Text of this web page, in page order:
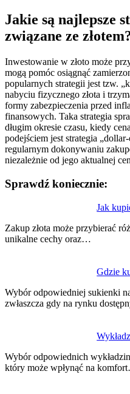
Jakie są najlepsze
związane ze
Inwestowanie w złoto może
mogą pomóc osiągnąć
popularnych strategii jest tzw.
nabyciu fizycznego złota i
formy zabezpieczenia przed
finansowych. Taka strategia
długim okresie czasu, kiedy
podejściem jest strategia
regularnym dokonywaniu
niezależnie od jego aktualnej
Sprawdź koniecznie:
Jak
Zakup złota może przybierać
unikalne cechy oraz…
Gdzie
Wybór odpowiedniej sukienki
zwłaszcza gdy na rynku
Wybór odpowiednich
który może wpłynąć na
wpisu